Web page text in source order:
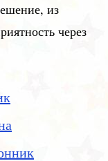
из
через